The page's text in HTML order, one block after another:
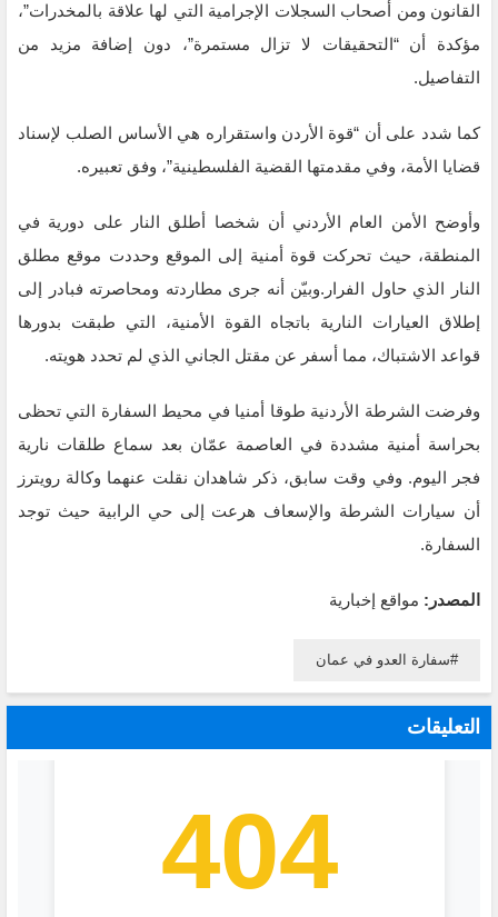
القانون ومن أصحاب السجلات الإجرامية التي لها علاقة بالمخدرات”،
مؤكدة أن “التحقيقات لا تزال مستمرة”، دون إضافة مزيد من
التفاصيل.
كما شدد على أن “قوة الأردن واستقراره هي الأساس الصلب لإسناد
قضايا الأمة، وفي مقدمتها القضية الفلسطينية”، وفق تعبيره.
وأوضح الأمن العام الأردني أن شخصا أطلق النار على دورية في
المنطقة، حيث تحركت قوة أمنية إلى الموقع وحددت موقع مطلق
النار الذي حاول الفرار.وبيّن أنه جرى مطاردته ومحاصرته فبادر إلى
إطلاق العيارات النارية باتجاه القوة الأمنية، التي طبقت بدورها
قواعد الاشتباك، مما أسفر عن مقتل الجاني الذي لم تحدد هويته.
وفرضت الشرطة الأردنية طوقا أمنيا في محيط السفارة التي تحظى
بحراسة أمنية مشددة في العاصمة عمّان بعد سماع طلقات نارية
فجر اليوم. وفي وقت سابق، ذكر شاهدان نقلت عنهما وكالة رويترز
أن سيارات الشرطة والإسعاف هرعت إلى حي الرابية حيث توجد
السفارة.
المصدر: مواقع إخبارية
سفارة العدو في عمان
التعليقات